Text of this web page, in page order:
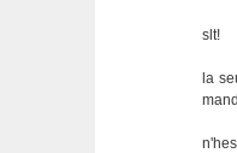
slt!
la